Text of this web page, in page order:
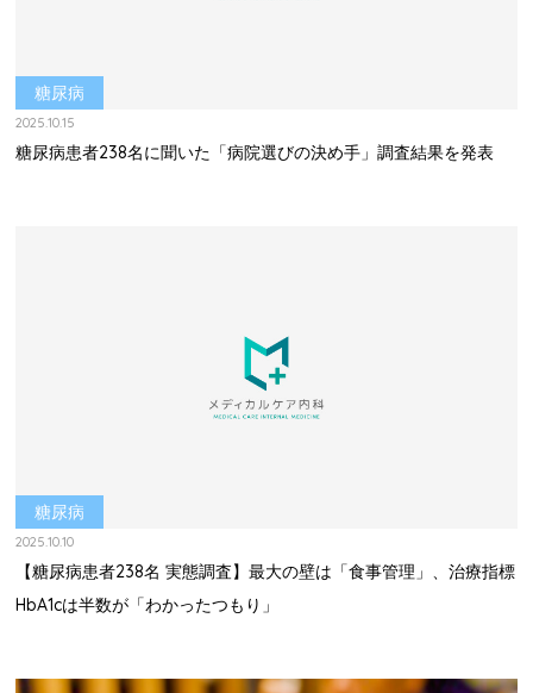
糖尿病
2025.10.15
糖尿病患者238名に聞いた「病院選びの決め手」調査結果を発表
糖尿病
2025.10.10
【糖尿病患者238名 実態調査】最大の壁は「食事管理」、治療指標
HbA1cは半数が「わかったつもり」